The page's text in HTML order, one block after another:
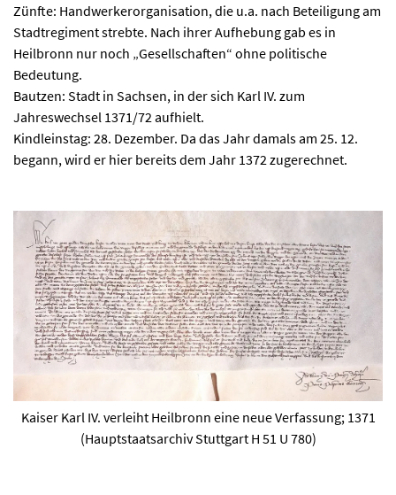
Zünfte: Handwerkerorganisation, die u.a. nach Beteiligung am
Stadtregiment strebte. Nach ihrer Aufhebung gab es in
Heilbronn nur noch „Gesellschaften“ ohne politische
Bedeutung.
Bautzen: Stadt in Sachsen, in der sich Karl IV. zum
Jahreswechsel 1371/72 aufhielt.
Kindleinstag: 28. Dezember. Da das Jahr damals am 25. 12.
begann, wird er hier bereits dem Jahr 1372 zugerechnet.
Kaiser Karl IV. verleiht Heilbronn eine neue Verfassung; 1371
(Hauptstaatsarchiv Stuttgart H 51 U 780)